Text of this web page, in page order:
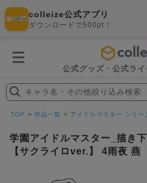
colleize公式アプリ
ダウンロードで500pt！
公式グッズ・公式ラ
探
す
キャラ名・その他絞り込み検索
TOP 作品一覧 アイドルマスター シリー
学園アイドルマスター_描き
【サクライロver.】 4雨夜 燕